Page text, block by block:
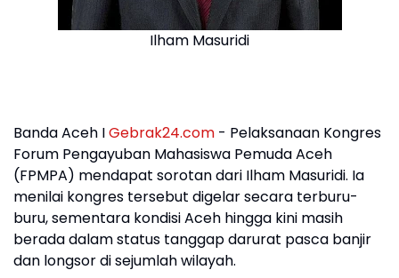
Ilham Masuridi
Banda Aceh IGebrak24.com - Pelaksanaan Kongres
Forum Pengayuban Mahasiswa Pemuda Aceh
(FPMPA) mendapat sorotan dari Ilham Masuridi. Ia
menilai kongres tersebut digelar secara terburu-
buru, sementara kondisi Aceh hingga kini masih
berada dalam status tanggap darurat pasca banjir
dan longsor di sejumlah wilayah.